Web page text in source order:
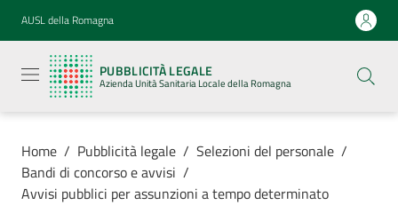
Vai al contenuto
Vai alla navigazione
Vai al footer
AUSL della Romagna
PUBBLICITÀ LEGALE
Azienda Unità Sanitaria Locale della Romagna
legale
Azienda
Unità
Locale della
Home / Pubblicità legale / Selezioni del personale /
Bandi di concorso e avvisi /
Avvisi pubblici per assunzioni a tempo determinato